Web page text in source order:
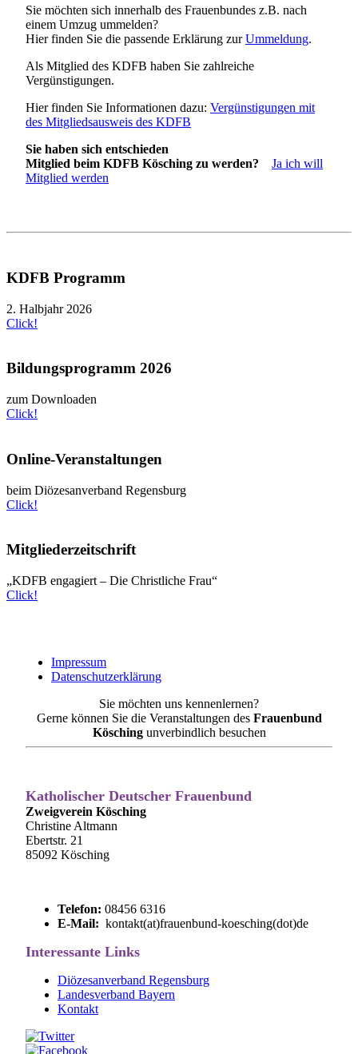
Sie möchten sich innerhalb des Frauenbundes z.B. nach
einem Umzug ummelden?
Hier finden Sie die passende Erklärung zurUmmeldung.
Als Mitglied des KDFB haben Sie zahlreiche
Vergünstigungen.
Hier finden Sie Informationen dazu: Vergünstigungen mit
des Mitgliedsausweis des KDFB
Sie haben sich entschieden
Mitglied beim KDFB Kösching zu werden? Ja ich will
Mitglied werden
KDFB Programm
2. Halbjahr 2026
Click!
Bildungsprogramm 2026
zum Downloaden
Click!
Online-Veranstaltungen
beim Diözesanverband Regensburg
Click!
Mitgliederzeitschrift
„KDFB engagiert – Die Christliche Frau“
Click!
Impressum
Datenschutz­erklärung
Sie möchten uns kennenlernen?
Gerne können Sie die Veranstaltungen des Frauenbund
Köschingunverbindlich besuchen
Katholischer Deutscher Frauenbund
Zweigverein Kösching
Christine Altmann
Ebertstr. 21
85092 Kösching
Telefon: 08456 6316
E-Mail: kontakt(at)frauenbund-koesching(dot)de
Interessante Links
Diözesanverband Regensburg
Landesverband Bayern
Kontakt